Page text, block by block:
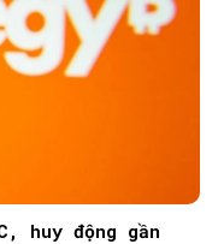
huy động gần